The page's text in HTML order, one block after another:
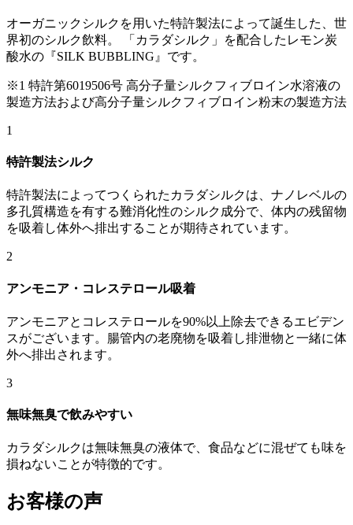
オーガニックシルクを用いた特許製法によって誕生した、世
界初のシルク飲料。 「カラダシルク」を配合したレモン炭
酸水の『SILK BUBBLING』です。
※1 特許第6019506号 ⾼分⼦量シルクフィブロイン⽔溶液の
製造⽅法および⾼分⼦量シルクフィブロイン粉末の製造⽅法
1
特許製法シルク
特許製法によってつくられたカラダシルクは、ナノレベルの
多孔質構造を有する難消化性のシルク成分で、体内の残留物
を吸着し体外へ排出することが期待されています。
2
アンモニア・コレステロール吸着
アンモニアとコレステロールを90%以上除去できるエビデン
スがございます。腸管内の老廃物を吸着し排泄物と一緒に体
外へ排出されます。
3
無味無臭で飲みやすい
カラダシルクは無味無臭の液体で、食品などに混ぜても味を
損ねないことが特徴的です。
お客様の声